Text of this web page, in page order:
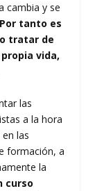
cambia y se
Por tanto es
tratar de
vida,
las
a la hora
las
formación, a
la
curso